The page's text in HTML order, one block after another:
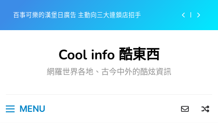
content
百事可樂的漢堡日廣告 主動向三大連鎖店招手
戴著金牌的醬油瓶 市佔率第一的龜甲萬廣告
感動落淚也笑到流淚的斷髮式
Cool info 酷東西
網羅世界各地、古今中外的酷炫資訊
MENU